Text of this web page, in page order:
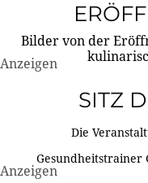
Bilder von der
Anzeigen
SITZ
Die
Gesundheitstrainer
Anzeigen